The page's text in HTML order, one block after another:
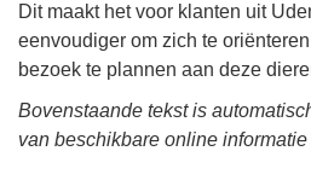
Dit maakt het voor klanten uit
eenvoudiger om zich te
bezoek te plannen aan deze
Bovenstaande tekst is
van beschikbare online